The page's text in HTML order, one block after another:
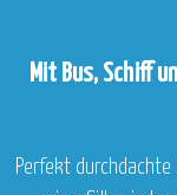
Mit Bus, Schiff
Perfekt durchdachte